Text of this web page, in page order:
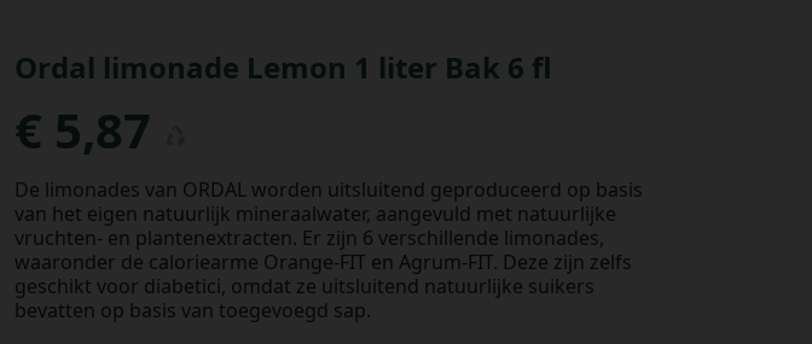
Ordal limonade Lemon 1 liter Bak 6 fl
€ 5,87
De limonades van ORDAL worden uitsluitend geproduceerd op basis
van het eigen natuurlijk mineraalwater, aangevuld met natuurlijke
vruchten- en plantenextracten. Er zijn 6 verschillende limonades,
waaronder de caloriearme Orange-FIT en Agrum-FIT. Deze zijn zelfs
geschikt voor diabetici, omdat ze uitsluitend natuurlijke suikers
bevatten op basis van toegevoegd sap.